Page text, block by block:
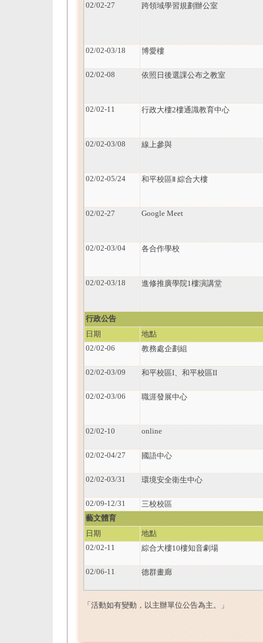
02/02-27 跨領域學習規劃辦公室
02/02-03/18 博愛樓
02/02-08 依照日後選課公布之教室
02/02-11 行政大樓2樓通識教育中心
02/02-03/08 線上參與
02/02-05/24 和平校區Ⅱ 綜合大樓
02/02-27 Google Meet
02/02-03/04 各合作學校
02/02-03/18 進修推廣學院1樓演講堂
行政公告
日期
地點
02/02-06
教務處企劃組
02/02-03/09 和平校區I、和平校區II
02/02-03/06 職涯發展中心
02/02-10 online
02/02-04/27 國語中心
02/02-03/31 環境安全衛生中心
02/09-12/31
三校校區
藝文體育
日期
地點
02/02-11
綜合大樓10樓知音劇場
02/06-11 德群畫廊
「活動如有變動，以主辦單位公告為主。」